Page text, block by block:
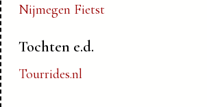
Nijmegen Fietst
Tochten e.d.
Tourrides.nl